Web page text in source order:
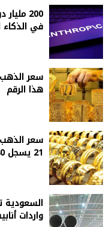
200
في الذكاء
هذا الرقم
21 يسجل 5980 جنيهًا
واردات